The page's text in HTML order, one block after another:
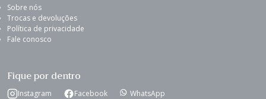
Sobre nós
Trocas e devoluções
Política de privacidade
Fale conosco
Fique por dentro
Instagram Facebook WhatsApp